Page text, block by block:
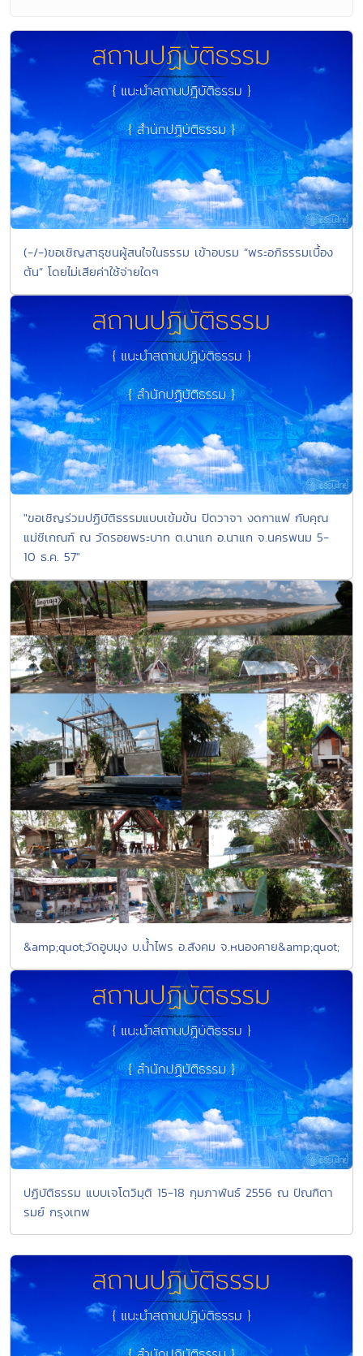
(-/-)ขอเชิญสาธุชนผู้สนใจในธรรม เข้าอบรม “พระอภิธรรมเบื้อง
ต้น” โดยไม่เสียค่าใช้จ่ายใดๆ
"ขอเชิญร่วมปฏิบัติธรรมแบบเข้มข้น ปิดวาจา งดกาแฟ กับคุณ
แม่ชีเกณฑ์ ณ วัดรอยพระบาท ต.นาแก อ.นาแก จ.นครพนม 5-
10 ธ.ค. 57"
&amp;quot;วัดอูบมุง บ.น้ำไพร อ.สังคม จ.หนองคาย&amp;quot;
ปฏิบัติธรรม แบบเจโตวิมุติ 15-18 กุมภาพันธ์ 2556 ณ ปัณฑิตา
รมย์ กรุงเทพ